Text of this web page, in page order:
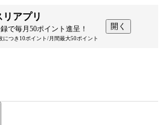
リアプリ
で毎月50ポイント進呈！
つき10ポイント/月間最大50ポイント
開く
を短く！
を短く！